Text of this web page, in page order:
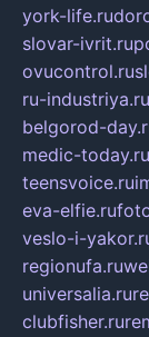
york-life.ru
slovar-ivrit.ru
ovucontrol.ru
ru-industriya.ru
belgorod-
medic-today.ru
teensvoice.ru
eva-elfie.ru
veslo-i-
regionufa.ru
universalia.ru
clubfisher.ru